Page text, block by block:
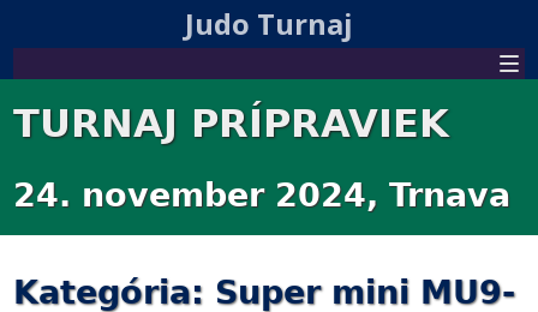
Judo Turnaj
TURNAJ PRÍPRAVIEK
24. november 2024, Trnava
Kategória: Super mini MU9-